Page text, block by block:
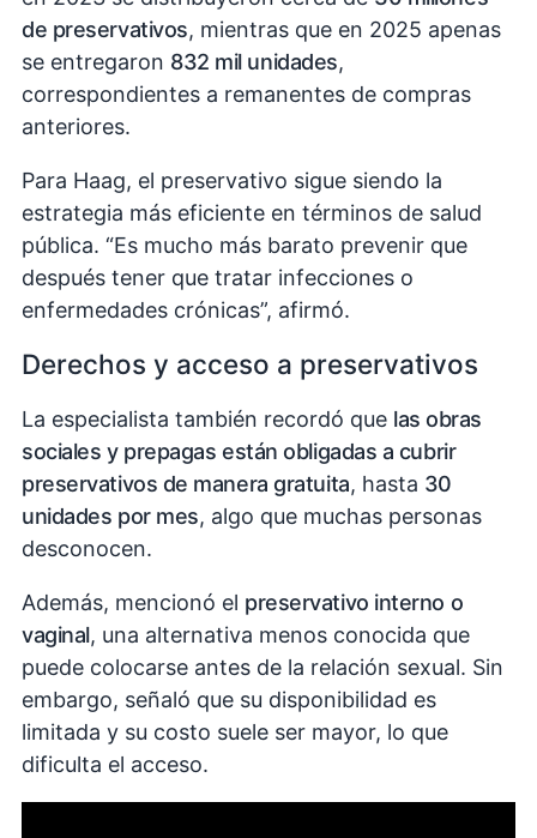
de preservativos, mientras que en 2025 apenas
se entregaron 832 mil unidades,
correspondientes a remanentes de compras
anteriores.
Para Haag, el preservativo sigue siendo la
estrategia más eficiente en términos de salud
pública. “Es mucho más barato prevenir que
después tener que tratar infecciones o
enfermedades crónicas”, afirmó.
Derechos y acceso a preservativos
La especialista también recordó que las obras
sociales y prepagas están obligadas a cubrir
preservativos de manera gratuita, hasta 30
unidades por mes, algo que muchas personas
desconocen.
Además, mencionó el preservativo interno o
vaginal, una alternativa menos conocida que
puede colocarse antes de la relación sexual. Sin
embargo, señaló que su disponibilidad es
limitada y su costo suele ser mayor, lo que
dificulta el acceso.